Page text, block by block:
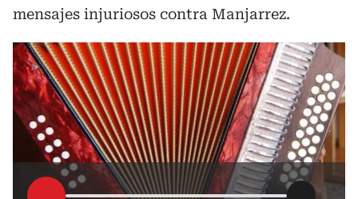
mensajes injuriosos contra Manjarrez.